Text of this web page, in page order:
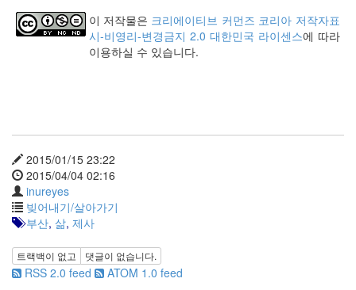
이 저작물은 크리에이티브 커먼즈 코리아 저작자표
시-비영리-변경금지 2.0 대한민국 라이센스에 따라
이용하실 수 있습니다.
2015/01/15 23:22
2015/04/04 02:16
inureyes
빚어내기/살아가기
부산, 삶, 제사
트랙백이 없고 댓글이 없습니다.
RSS 2.0 feed ATOM 1.0 feed
몇
가
MX
clear
미
디
어
계,
화,
슬